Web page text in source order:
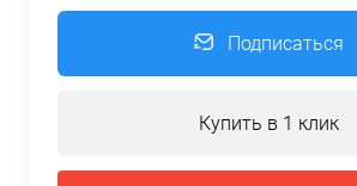
Подписаться
Купить в 1 клик